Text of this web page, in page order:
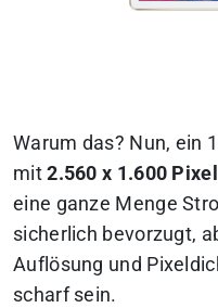
Warum das? Nun, ein
mit2.560 x 1.600 Pixel
eine ganze Menge
sicherlich bevorzugt,
Auflösung und
scharf sein.